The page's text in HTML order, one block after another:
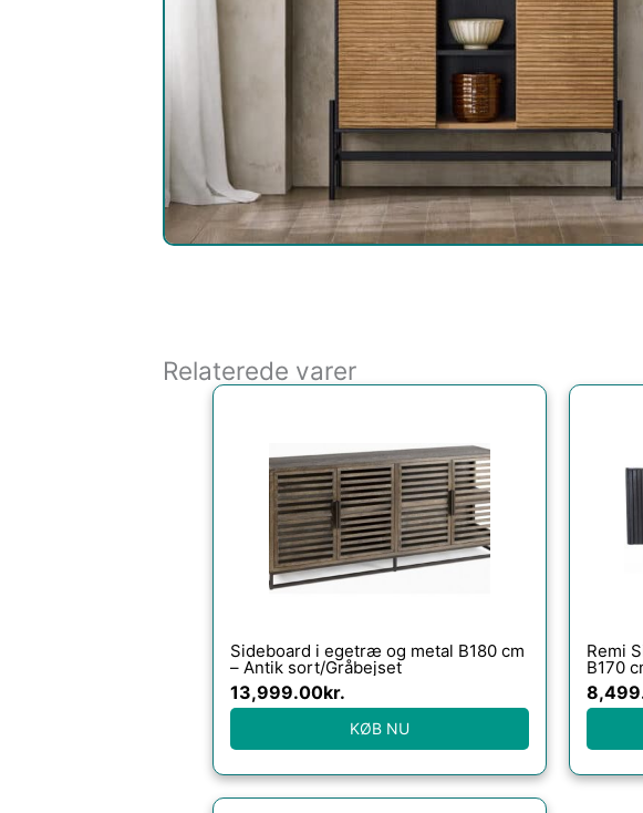
Relaterede varer
Sideboard i egetræ og metal B180 cm
– Antik sort/Gråbejset
13,999.00kr.
KØB NU
Remi
B170